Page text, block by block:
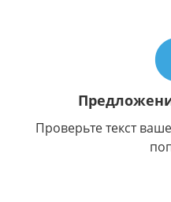
Проверьте текст